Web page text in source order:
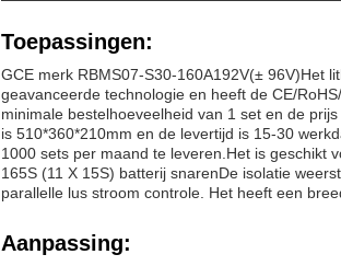
Toepassingen:
GCE merk RBMS07-S30-160A192V(± 96V)Het
geavanceerde technologie en heeft de CE/
minimale bestelhoeveelheid van 1 set en de
is 510*360*210mm en de levertijd is 15-30
1000 sets per maand te leveren.Het is geschikt
165S (11 X 15S) batterij snarenDe isolatie
parallelle lus stroom controle. Het heeft een
Aanpassing: